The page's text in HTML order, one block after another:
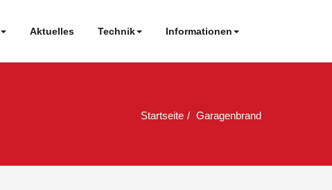
Aktuelles Technik Informationen
Startseite Garagenbrand